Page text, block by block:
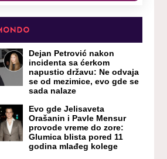
Dejan Petrović nakon
incidenta sa ćerkom
napustio državu: Ne odvaja
se od mezimice, evo gde se
sada nalaze
Evo gde Jelisaveta
Orašanin i Pavle Mensur
provode vreme do zore:
Glumica blista pored 11
godina mlađeg kolege